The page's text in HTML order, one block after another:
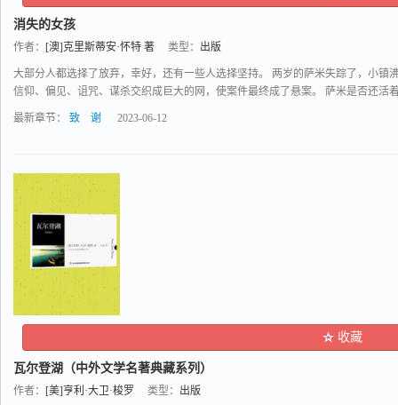
消失的女孩
作者： [澳]克里斯蒂安·怀特 著 类型： 出版
大部分人都选择了放弃，幸好，还有一些人选择坚持。 两岁的萨米失踪了，小镇
信仰、偏见、诅咒、谋杀交织成巨大的网，使案件最终成了悬案。 萨米是否还活
最新章节： 致 谢 2023-06-12
收藏
瓦尔登湖（中外文学名著典藏系列）
作者： [美]亨利·大卫·梭罗 类型： 出版